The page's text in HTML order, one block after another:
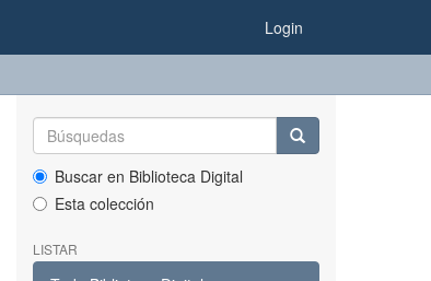
Login
Buscar en Biblioteca Digital
Esta colección
LISTAR